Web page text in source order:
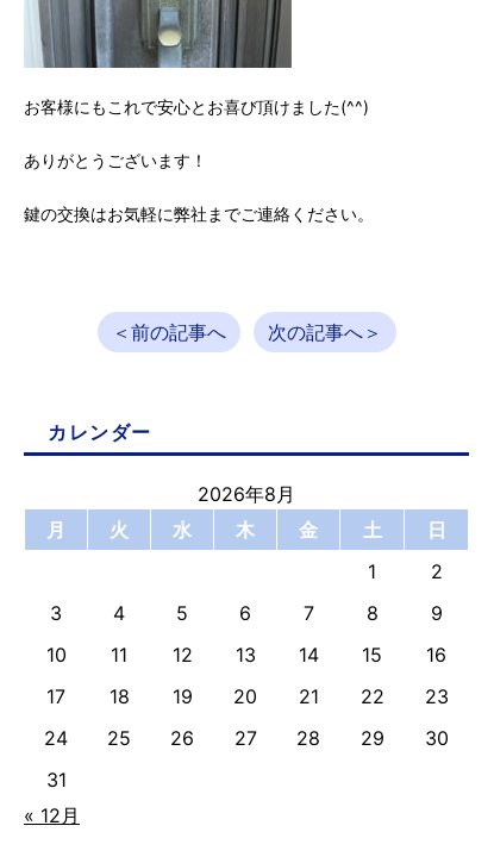
お客様にもこれで安心とお喜び頂けました(^^)
ありがとうございます！
鍵の交換はお気軽に弊社までご連絡ください。
＜前の記事へ 次の記事へ＞
カレンダー
2026年8月
月
火 水 木 金 土
日
1
2
3
4 5 6 7 8
9
10
11 12 13 14 15
16
17
18 19 20 21 22
23
24
25 26 27 28 29
30
31
« 12月